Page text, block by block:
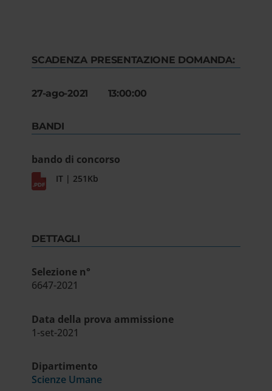
SCADENZA PRESENTAZIONE DOMANDA:
27-ago-2021 13:00:00
BANDI
bando di concorso
IT | 251Kb
DETTAGLI
Selezione n°
6647-2021
Data della prova ammissione
1-set-2021
Dipartimento
Scienze Umane